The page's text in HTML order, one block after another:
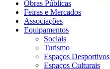
Obras Públicas
Feiras e Mercados
Associações
Equipamentos
Sociais
Turismo
Espaços Desportivos
Espaços Culturais